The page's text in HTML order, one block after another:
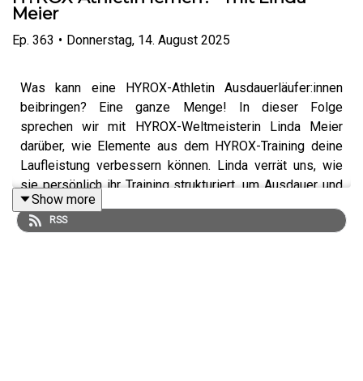
Meier
Ep. 363 • Donnerstag, 14. August 2025
Was kann eine HYROX-Athletin Ausdauerläufer:innen
beibringen? Eine ganze Menge! In dieser Folge
sprechen wir mit HYROX-Weltmeisterin Linda Meier
darüber, wie Elemente aus dem HYROX-Training deine
Laufleistung verbessern können. Linda verrät uns, wie
sie persönlich ihr Training strukturiert, um Ausdauer und
Kraft optimal zu verbinden - und wie hart HYROX-
Einheiten wirklich sind. Außerdem beleuchten wir,
Show more
RSS